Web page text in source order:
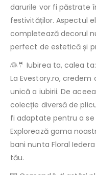
darurile vor fi păstrate
festivităților. Aspectul
completează decorul
perfect de estetică și
👰🤵 Iubirea ta, calea ta:
La Evestory.ro,
unică a iubirii. De
colecție diversă de
fi adaptate pentru a
Explorează gama
bani nunta Floral
tău.